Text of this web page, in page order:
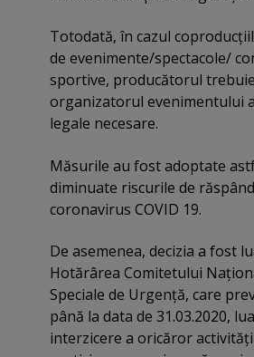
Totodată, în cazul
de evenimente/spectacole/
sportive, producătorul
organizatorul evenimentului
legale necesare.
Măsurile au fost adoptate
diminuate riscurile de
coronavirus COVID 19.
De asemenea, decizia a fost
Hotărârea Comitetului
Speciale de Urgenţă, care
până la data de 31.03.2020,
interzicere a oricăror